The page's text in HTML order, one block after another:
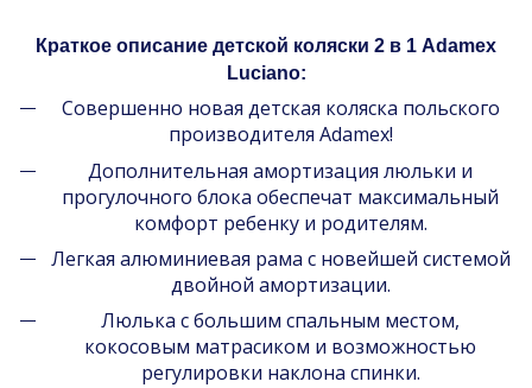
Краткое описание детской коляски 2 в 1 Adamex
Luciano:
Совершенно новая детская коляска польского
производителя Adamex!
Дополнительная амортизация люльки и
прогулочного блока обеспечат максимальный
комфорт ребенку и родителям.
Легкая алюминиевая рама с новейшей системой
двойной амортизации.
Люлька с большим спальным местом,
кокосовым матрасиком и возможностью
регулировки наклона спинки.